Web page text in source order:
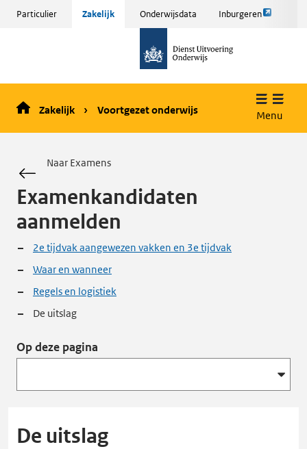
Sla
naar
inhoud
Particulier Zakelijk Onderwijsdata Inburgeren
Link
pagina
de
Zakelijk Voortgezet onderwijs Menu
Naar Examens
Examenkandidaten
aanmelden
2e tijdvak aangewezen vakken en 3e tijdvak
Waar en wanneer
Regels en logistiek
De uitslag
Op deze pagina
De uitslag